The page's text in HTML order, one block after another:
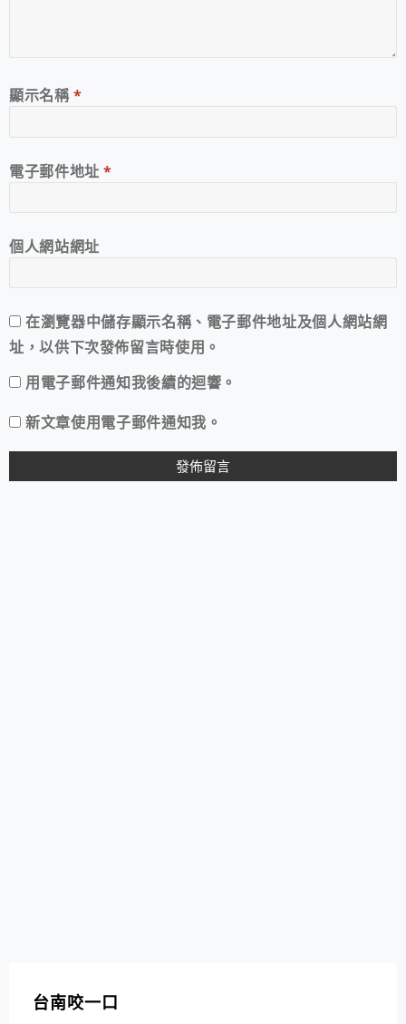
顯示名稱*
電子郵件地址*
個人網站網址
在瀏覽器中儲存顯示名稱、電子郵件地址及個人網站網
址，以供下次發佈留言時使用。
用電子郵件通知我後續的迴響。
新文章使用電子郵件通知我。
台南咬一口